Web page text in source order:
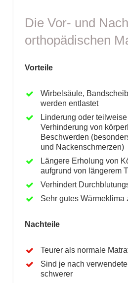
Die Vor- und
orthopädischen
Vorteile
Wirbelsäule,
werden entlastet
Linderung oder
Verhinderung von
Beschwerden
und Nackenschmerzen)
Längere Erholung von
aufgrund von längerem
Verhindert
Sehr gutes Wärmeklima
Nachteile
Teurer als normale
Sind je nach
schwerer